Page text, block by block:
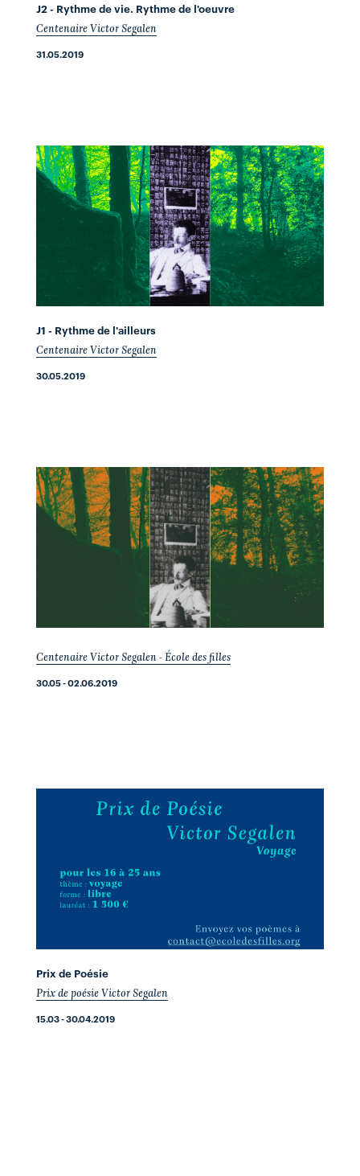
J2 - Rythme de vie. Rythme de l'oeuvre
Centenaire Victor Segalen
31.05.2019
J1 - Rythme de l'ailleurs
Centenaire Victor Segalen
30.05.2019
Centenaire Victor Segalen - École des filles
30.05 - 02.06.2019
Prix de Poésie
Prix de poésie Victor Segalen
15.03 - 30.04.2019